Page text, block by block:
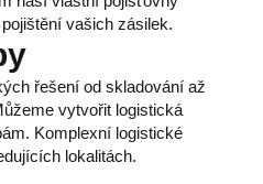
vašich zásilek.
řešení od skladování až
vytvořit logistická
Komplexní logistické
lokalitách.